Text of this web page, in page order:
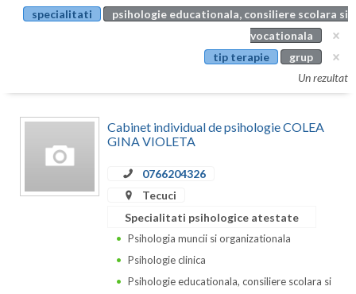
Calarasi
Constanta
Membri
specialitati
psihologie educationala, consiliere scolara si
vocationala
tip terapie
grup
Un rezultat
Cabinet individual de psihologie COLEA
GINA VIOLETA
0766204326
Tecuci
Specialitati psihologice atestate
Psihologia muncii si organizationala
Psihologie clinica
Psihologie educationala, consiliere scolara si